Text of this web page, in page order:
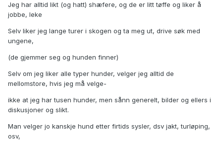
Jeg har alltid likt (og hatt) shæfere, og de er litt tøffe og liker å
jobbe, leke
Selv liker jeg lange turer i skogen og ta meg ut, drive søk med
ungene,
(de gjemmer seg og hunden finner)
Selv om jeg liker alle typer hunder, velger jeg alltid de
mellomstore, hvis jeg må velge-
ikke at jeg har tusen hunder, men sånn generelt, bilder og ellers i
diskusjoner og slikt.
Man velger jo kanskje hund etter firtids sysler, dsv jakt, turløping,
osv,